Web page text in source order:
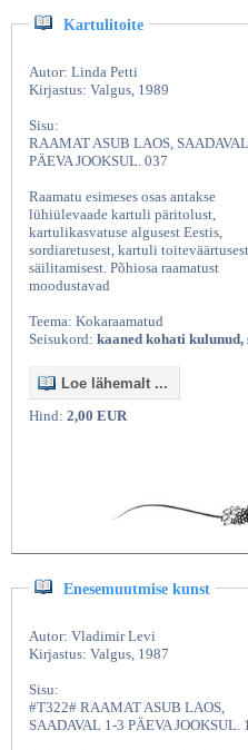
Kartulitoite
Autor: Linda Petti
Kirjastus: Valgus, 1989
Sisu:
RAAMAT ASUB LAOS,
PÄEVA JOOKSUL. 037
Raamatu esimeses osas antakse
lühiülevaade kartuli päritolust,
kartulikasvatuse algusest Eestis,
sordiaretusest, kartuli
säilitamisest. Põhiosa raamatust
moodustavad
Teema: Kokaraamatud
Seisukord: kaaned kohati kulunud,
Loe lähemalt ...
Hind: 2,00 EUR
Enesemuutmise kunst
Autor: Vladimir Levi
Kirjastus: Valgus, 1987
Sisu:
#T322# RAAMAT ASUB LAOS,
SAADAVAL 1-3 PÄEVA JOOKSUL.